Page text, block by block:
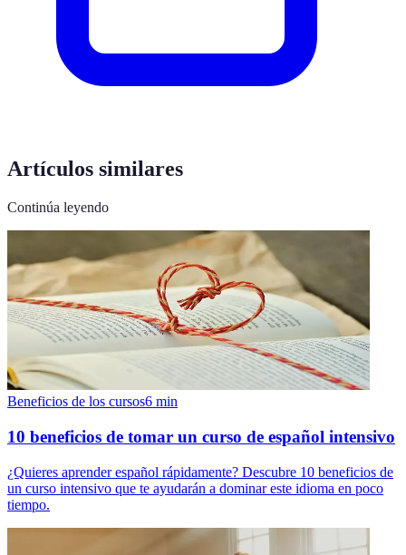
Artículos similares
Continúa leyendo
Beneficios de los cursos6 min
10 beneficios de tomar un curso de español intensivo
¿Quieres aprender español rápidamente? Descubre 10 beneficios de
un curso intensivo que te ayudarán a dominar este idioma en poco
tiempo.